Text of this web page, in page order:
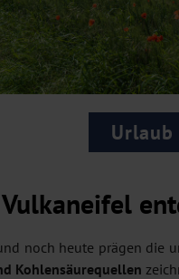
noch heute prägen
Kohlensäurequellen